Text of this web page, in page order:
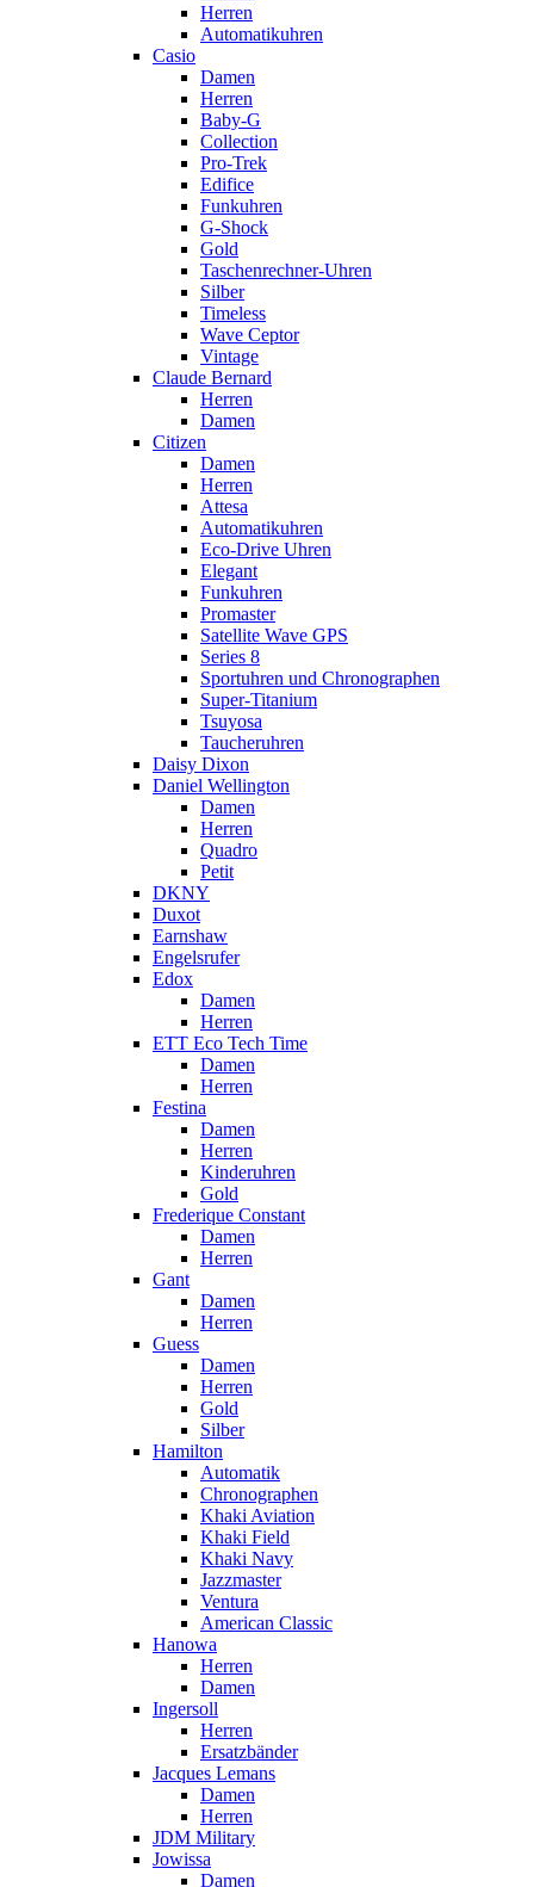
Herren
Automatikuhren
Casio
Damen
Herren
Baby-G
Collection
Pro-Trek
Edifice
Funkuhren
G-Shock
Gold
Taschenrechner-Uhren
Silber
Timeless
Wave Ceptor
Vintage
Claude Bernard
Herren
Damen
Citizen
Damen
Herren
Attesa
Automatikuhren
Eco-Drive Uhren
Elegant
Funkuhren
Promaster
Satellite Wave GPS
Series 8
Sportuhren und Chronographen
Super-Titanium
Tsuyosa
Taucheruhren
Daisy Dixon
Daniel Wellington
Damen
Herren
Quadro
Petit
DKNY
Duxot
Earnshaw
Engelsrufer
Edox
Damen
Herren
ETT Eco Tech Time
Damen
Herren
Festina
Damen
Herren
Kinderuhren
Gold
Frederique Constant
Damen
Herren
Gant
Damen
Herren
Guess
Damen
Herren
Gold
Silber
Hamilton
Automatik
Chronographen
Khaki Aviation
Khaki Field
Khaki Navy
Jazzmaster
Ventura
American Classic
Hanowa
Herren
Damen
Ingersoll
Herren
Ersatzbänder
Jacques Lemans
Damen
Herren
JDM Military
Jowissa
Damen